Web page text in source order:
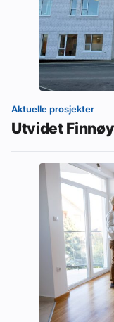
Aktuelle prosjekter
Utvidet